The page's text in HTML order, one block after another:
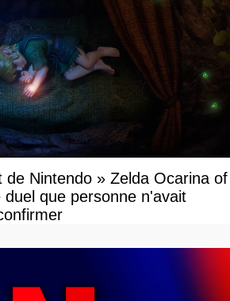
de Nintendo » Zelda Ocarina of
que personne n'avait